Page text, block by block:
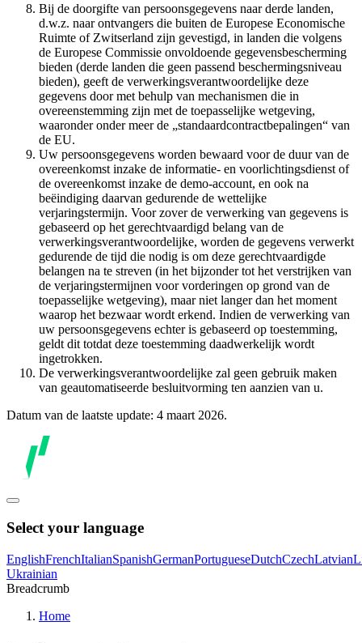
Bij de doorgifte van persoonsgegevens naar derde landen,
d.w.z. naar ontvangers die buiten de Europese Economische
Ruimte of Zwitserland zijn gevestigd, in landen die volgens
de Europese Commissie onvoldoende gegevensbescherming
bieden (derde landen die geen passend beschermingsniveau
bieden), geeft de verwerkingsverantwoordelijke deze
gegevens door met behulp van mechanismen die in
overeenstemming zijn met de toepasselijke wetgeving,
waaronder onder meer de „standaardcontractbepalingen“ van
de EU.
Uw persoonsgegevens worden bewaard voor de duur van de
overeenkomst inzake de informatie- en voorlichtingsdienst of
de overeenkomst inzake de demo-account, en ook na
beëindiging daarvan gedurende de wettelijke
verjaringstermijn. Voor zover de verwerking van gegevens is
gebaseerd op het gerechtvaardigd belang van de
verwerkingsverantwoordelijke, worden de gegevens verwerkt
gedurende de tijd die nodig is om deze gerechtvaardigde
belangen na te streven (in het bijzonder tot het verstrijken van
de verjaringstermijnen voor vorderingen op grond van de
toepasselijke wetgeving), maar niet langer dan het moment
waarop het bezwaar wordt erkend. Indien de verwerking van
uw persoonsgegevens echter is gebaseerd op toestemming,
geldt dit totdat deze toestemming daadwerkelijk wordt
ingetrokken.
De verwerkingsverantwoordelijke zal geen gebruik maken
van geautomatiseerde besluitvorming ten aanzien van u.
Datum van de laatste update: 4 maart 2026.
Select your language
EnglishFrenchItalianSpanishGermanPortugueseDutchCzechLatvian
Ukrainian
Breadcrumb
Home